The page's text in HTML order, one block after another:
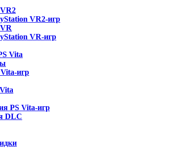
VR2-игр
VR-игр
Vita
игр
PS Vita-игр
DLC